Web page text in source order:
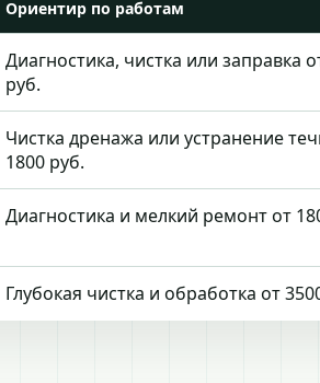
Ориентир по работам
Диагностика, чистка или заправка
руб.
Чистка дренажа или устранение
1800 руб.
Диагностика и мелкий ремонт от
Глубокая чистка и обработка от